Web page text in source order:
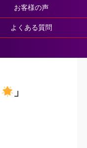
お客様の声
よくある質問
」